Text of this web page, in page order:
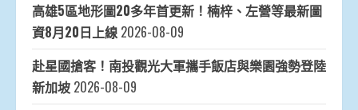
高雄5區地形圖20多年首更新！楠梓、左營等最新圖
資8月20日上線 2026-08-09
赴星國搶客！南投觀光大軍攜手飯店與樂園強勢登陸
新加坡 2026-08-09